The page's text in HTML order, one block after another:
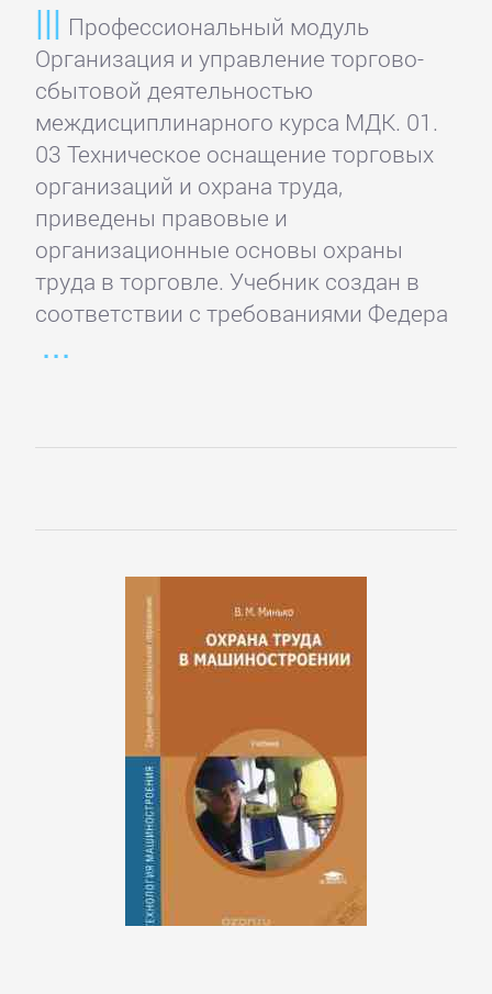
Профессио­нальный модуль
Организация и управление торгово-
сбытовой деятельно­стью
междисциплинарного курса МДК. 01.
03 Техническое оснащение тор­говых
организаций и охрана труда,
приведены правовые и
организационные основы охраны
труда в тор­говле. Учебник создан в
соответствии с требованиями Федера
Зарубежная
прикладная
и
научно-
популярная
литература
Зарубежная
публицистика
Зарубежная
детективы
Зарубежные
любовные
Зарубежные
приключения
Зарубежные